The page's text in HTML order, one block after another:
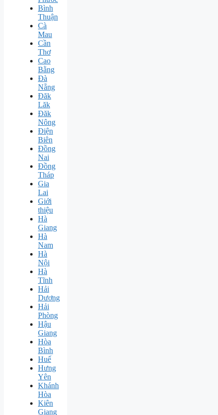
Bình
Thuận
Cà
Mau
Cần
Thơ
Cao
Bằng
Đà
Nẵng
Đăk
Lăk
Đăk
Nông
Điện
Biên
Đồng
Nai
Đồng
Tháp
Gia
Lai
Giới
thiệu
Hà
Giang
Hà
Nam
Hà
Nội
Hà
Tĩnh
Hải
Dương
Hải
Phòng
Hậu
Giang
Hòa
Bình
Huế
Hưng
Yên
Khánh
Hòa
Kiên
Giang